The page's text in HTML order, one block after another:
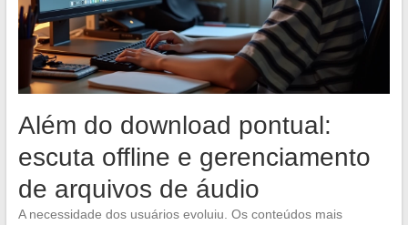
Além do download pontual:
escuta offline e gerenciamento
de arquivos de áudio
A necessidade dos usuários evoluiu. Os conteúdos mais